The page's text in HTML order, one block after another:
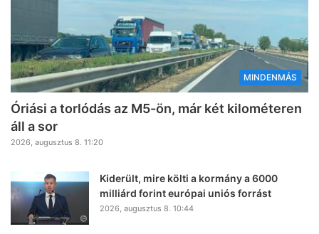
MINDENMÁS
Óriási a torlódás az M5-ön, már két kilométeren
áll a sor
2026, augusztus 8. 11:20
Kiderült, mire költi a kormány a 6000
milliárd forint európai uniós forrást
2026, augusztus 8. 10:44